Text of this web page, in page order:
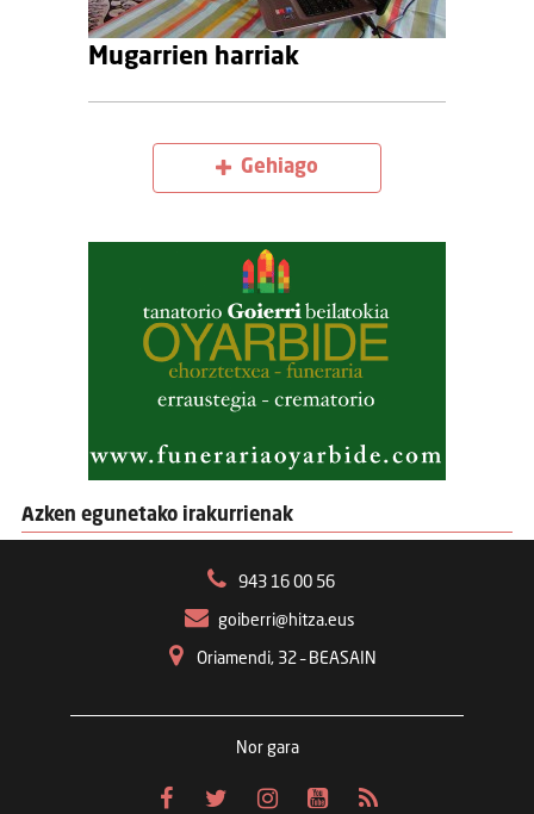
Mugarrien harriak
Gehiago
Azken egunetako irakurrienak
943 16 00 56
goiberri@hitza.eus
Oriamendi, 32 – BEASAIN
Nor gara